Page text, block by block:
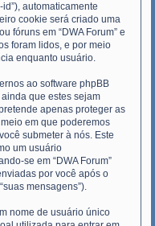
automaticamente
cookie será criado uma
fóruns em “DWA Forum” e
foram lidos, e por meio
enquanto usuário.
ao software phpBB
ainda que estes sejam
apenas proteger as
em que poderemos
submeter à nós. Este
um usuário
se em “DWA Forum”
por você após o
mensagens”).
nome de usuário único